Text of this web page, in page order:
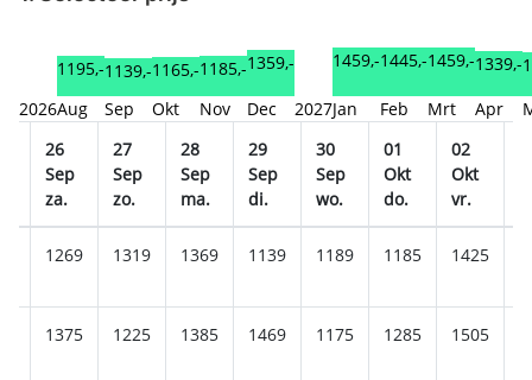
2026
1195,-
Aug
1139,-
Sep
1165,-
Okt
1185,-
Nov
1359,-
Dec 2027
1459,-
Jan
1445,-
Feb
1459,-
Mrt
1339,-
Apr
26
Sep
za.
27
Sep
zo.
28
Sep
ma.
29
Sep
di.
30
Sep
wo.
01
Okt
do.
02
Okt
vr.
1269 1319 1369 1139 1189 1185 1425
1375 1225 1385 1469 1175 1285 1505